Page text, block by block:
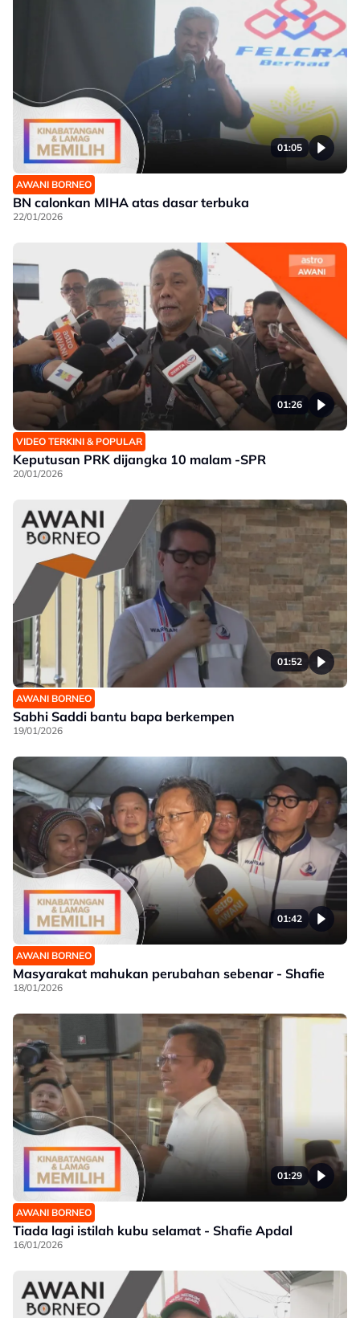
01:05
AWANI BORNEO
BN calonkan MIHA atas dasar terbuka
22/01/2026
01:26
VIDEO TERKINI & POPULAR
Keputusan PRK dijangka 10 malam -SPR
20/01/2026
01:52
AWANI BORNEO
Sabhi Saddi bantu bapa berkempen
19/01/2026
01:42
AWANI BORNEO
Masyarakat mahukan perubahan sebenar - Shafie
18/01/2026
01:29
AWANI BORNEO
Tiada lagi istilah kubu selamat - Shafie Apdal
16/01/2026